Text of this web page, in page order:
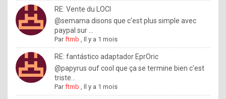
a
n
t
o
n
RE: Vente du LOCI
@semama disons que c'est plus simple avec
paypal sur ...
Parftmb ,Il y a 1 mois
RE: fantástico adaptador EprOric
@papyrus ouf cool que ça se termine bien c'est
triste...
Parftmb ,Il y a 1 mois